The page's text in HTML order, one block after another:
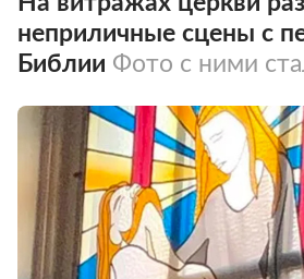
неприличные сцены с
Библии Фото с ними